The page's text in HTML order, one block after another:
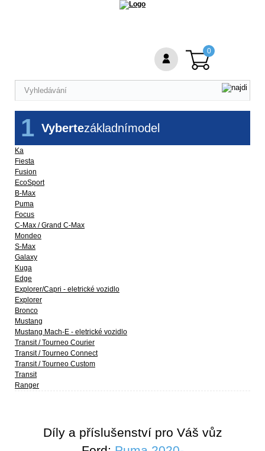
Vybertezákladnímodel
1
Ka
Fiesta
Fusion
EcoSport
B-Max
Puma
Focus
C-Max / Grand C-Max
Mondeo
S-Max
Galaxy
Kuga
Edge
Explorer/Capri - eletrické vozidlo
Explorer
Bronco
Mustang
Mustang Mach-E - eletrické vozidlo
Transit / Tourneo Courier
Transit / Tourneo Connect
Transit / Tourneo Custom
Transit
Ranger
Díly a příslušenství pro Váš vůz
0